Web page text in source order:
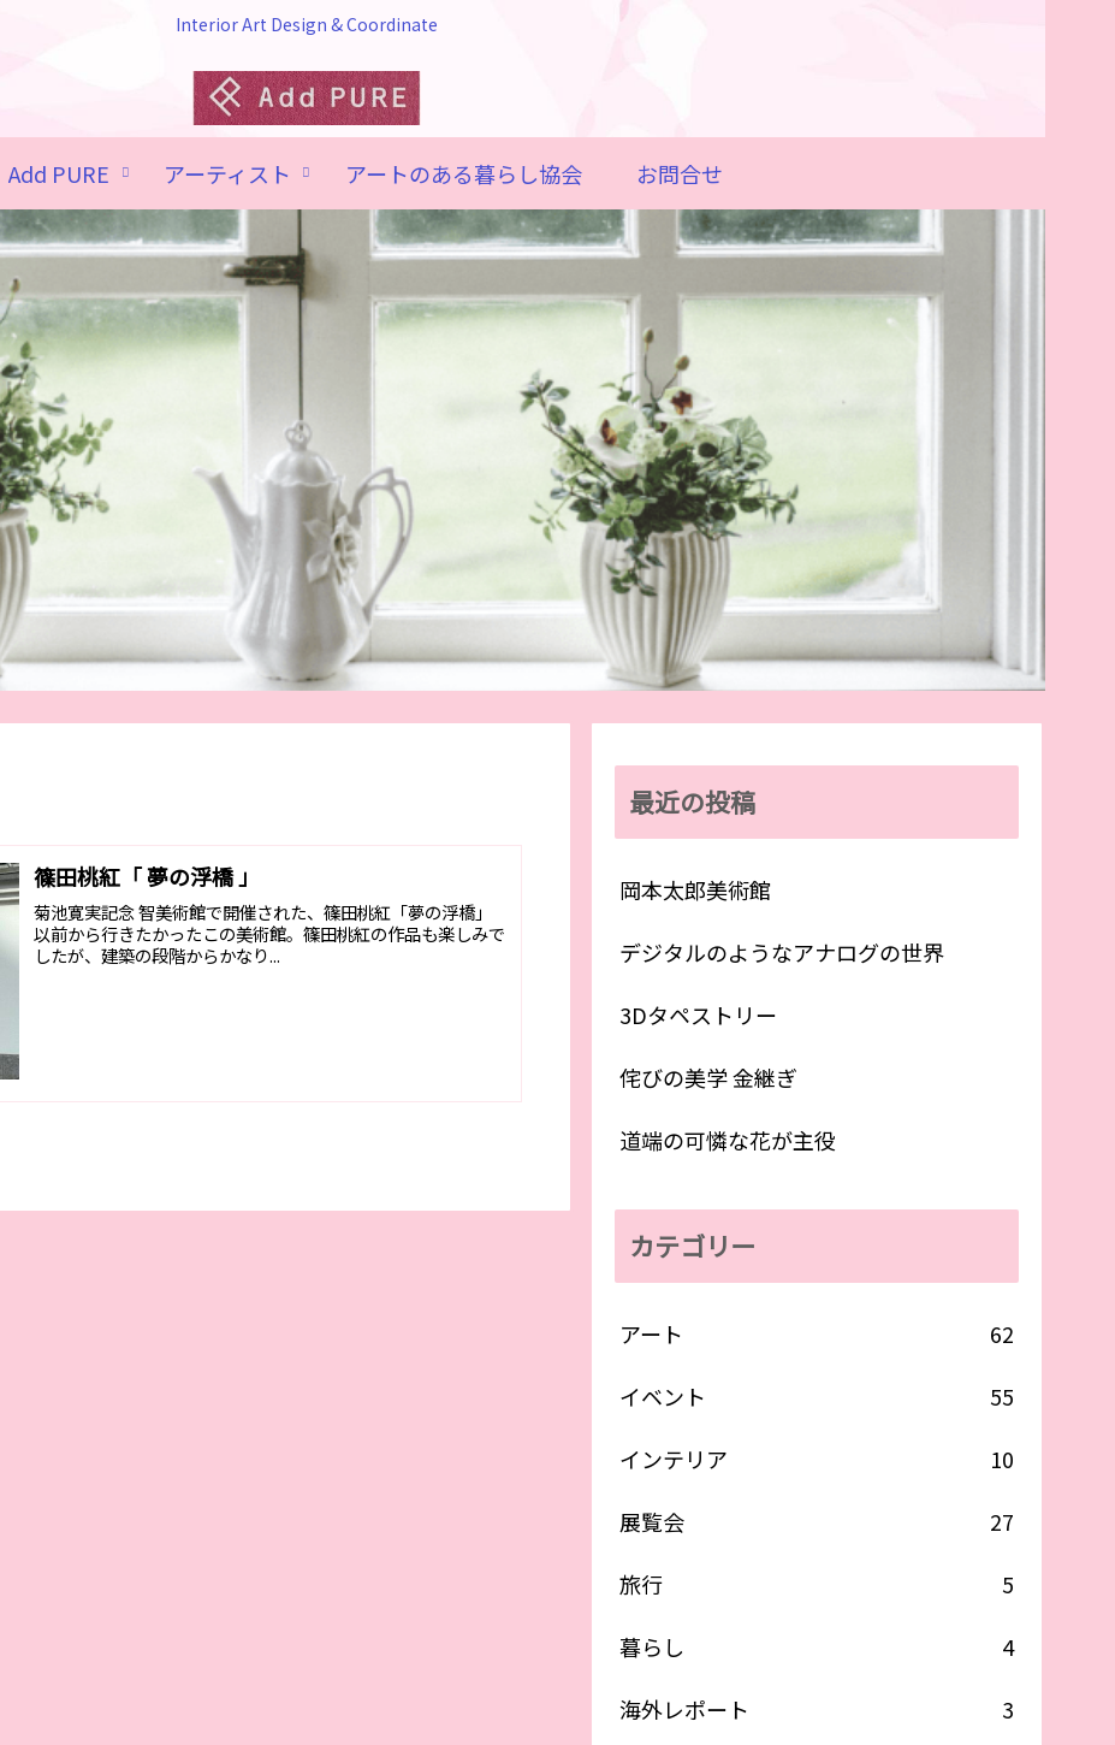
Interior Art Design & Coordinate
Add PURE アーティスト アートのある暮らし協会 お問合せ
篠田桃紅「 夢の浮橋 」
菊池寛実記念 智美術館で開催された、篠田桃紅「夢の浮橋」
以前から行きたかったこの美術館。篠田桃紅の作品も楽しみで
したが、建築の段階からかなり...
最近の投稿
岡本太郎美術館
デジタルのようなアナログの世界
3Dタペストリー
侘びの美学 金継ぎ
道端の可憐な花が主役
カテゴリー
アート
62
イベント
55
インテリア
10
展覧会
27
旅行
5
暮らし
4
海外レポート
3